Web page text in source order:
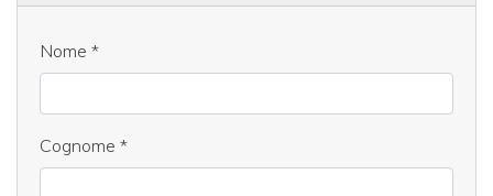
Nome *
Cognome *